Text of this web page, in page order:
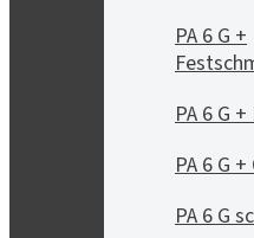
PA 6 G +
PA 6 G
PA 6 G +
PA 6 G